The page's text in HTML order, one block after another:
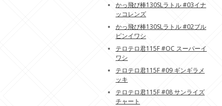
かっ飛び棒130SLラトル #03イナ
ッコレンズ
かっ飛び棒130SLラトル #02ブル
ピンイワシ
テロテロ君115F #OC スーパーイ
ワシ
テロテロ君115F #09 ギンギラメ
ッキ
テロテロ君115F #08 サンライズ
チャート